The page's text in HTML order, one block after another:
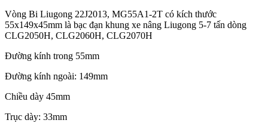
Vòng Bi Liugong 22J2013, MG55A1-2T có kích thước
55x149x45mm là bạc đạn khung xe nâng Liugong 5-7 tấn dòng
CLG2050H, CLG2060H, CLG2070H
Đường kính trong 55mm
Đường kính ngoài: 149mm
Chiều dày 45mm
Trục dày: 33mm